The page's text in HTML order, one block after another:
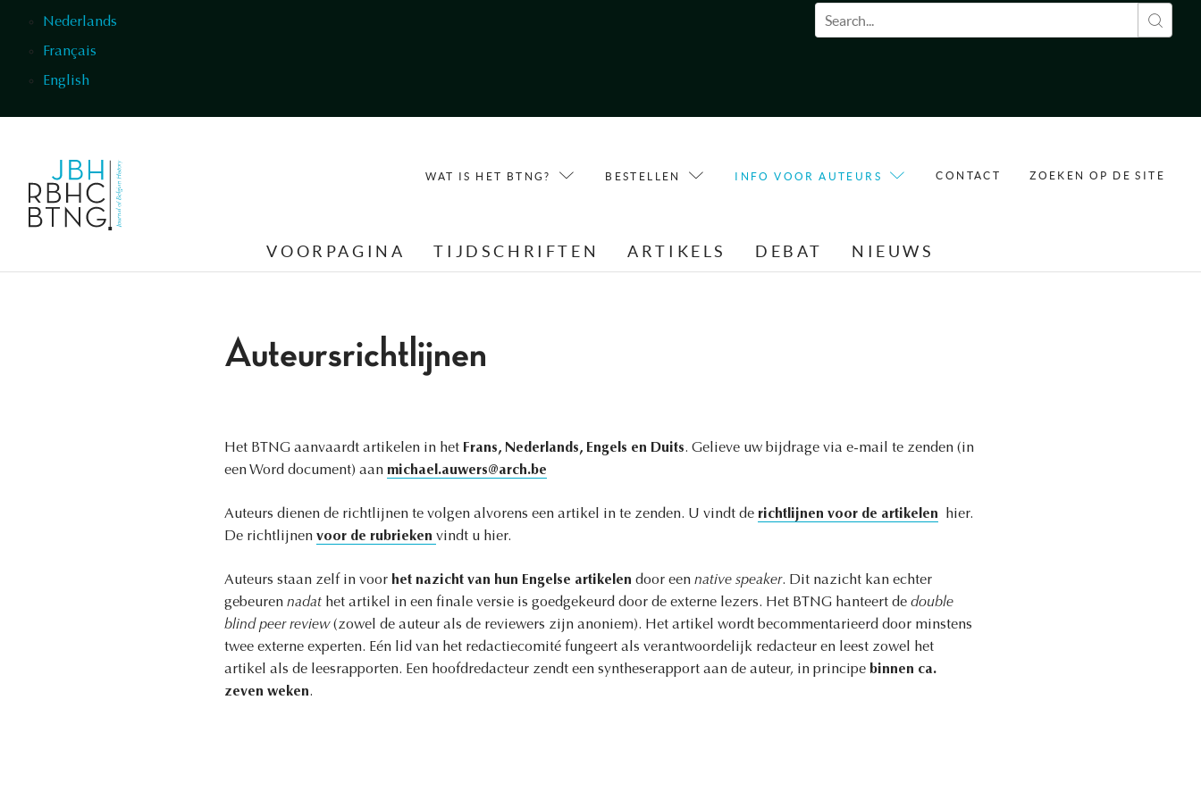
Nederlands
Français
English
Zoekveld
WAT IS HET BTNG? BESTELLEN INFO VOOR AUTEURS CONTACT ZOEKEN OP DE SITE
VOORPAGINA TIJDSCHRIFTEN ARTIKELS DEBAT NIEUWS
Auteursrichtlijnen
Het BTNG aanvaardt artikelen in het Frans, Nederlands, Engels en Duits. Gelieve uw bijdrage via e-mail te zenden (in
een Word document) aan michael.auwers@arch.be
Auteurs dienen de richtlijnen te volgen alvorens een artikel in te zenden. U vindt de richtlijnen voor de artikelen
hier.
De richtlijnen voor de rubrieken vindt u hier.
Auteurs staan zelf in voor het nazicht van hun Engelse artikelen door eennative speaker. Dit nazicht kan echter
gebeuren nadat het artikel in een finale versie is goedgekeurd door de externe lezers. Het BTNG hanteert de double
blind peer review(zowel de auteur als de reviewers zijn anoniem). Het artikel wordt becommentarieerd door minstens
twee externe experten. Eén lid van het redactiecomité fungeert als verantwoordelijk redacteur en leest zowel het
artikel als de leesrapporten. Een hoofdredacteur zendt een syntheserapport aan de auteur, in principe binnen ca.
zeven weken.